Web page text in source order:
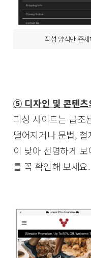
작성 양식만 존
⑤ 디자인 및 콘텐츠
피싱 사이트는 급조
떨어지거나 문법,
이 낮아 선명하게
를 꼭 확인해 보세요.